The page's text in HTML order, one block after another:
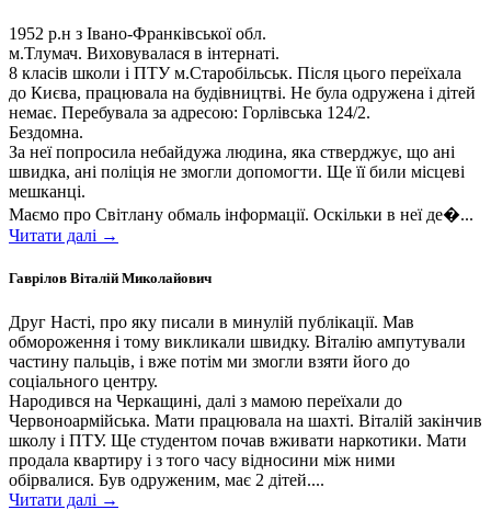
1952 р.н з Івано-Франківської обл.
м.Тлумач. Виховувалася в інтернаті.
8 класів школи і ПТУ м.Старобільськ. Після цього переїхала
до Києва, працювала на будівництві. Не була одружена і дітей
немає. Перебувала за адресою: Горлівська 124/2.
Бездомна.
За неї попросила небайдужа людина, яка стверджує, що ані
швидка, ані поліція не змогли допомогти. Ще її били місцеві
мешканці.
Маємо про Світлану обмаль інформації. Оскільки в неї де�...
Читати далі →
Гаврілов Віталій Миколайович
Друг Насті, про яку писали в минулій публікації. Мав
обмороження і тому викликали швидку. Віталію ампутували
частину пальців, і вже потім ми змогли взяти його до
соціального центру.
Народився на Черкащині, далі з мамою переїхали до
Червоноармійська. Мати працювала на шахті. Віталій закінчив
школу і ПТУ. Ще студентом почав вживати наркотики. Мати
продала квартиру і з того часу відносини між ними
обірвалися. Був одруженим, має 2 дітей....
Читати далі →